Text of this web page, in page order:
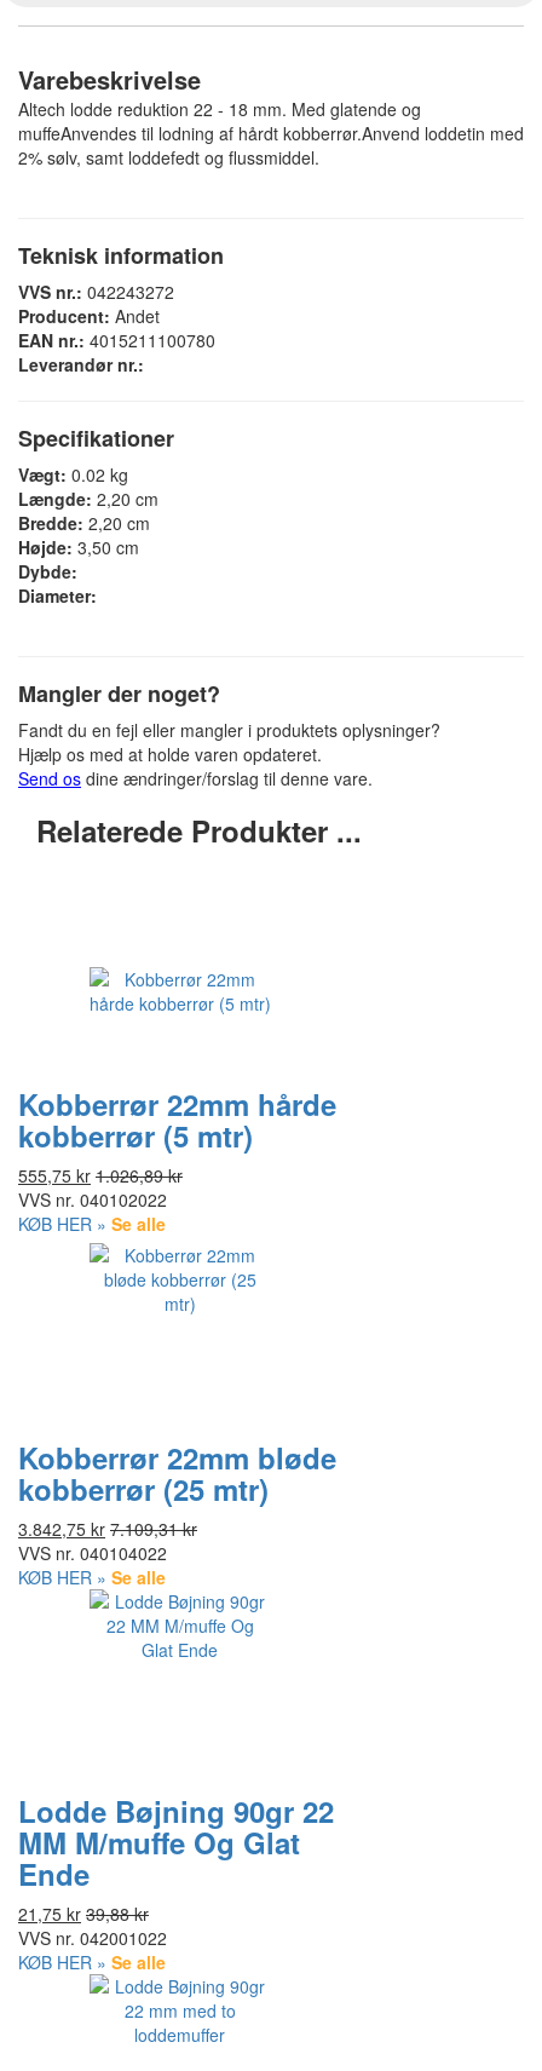
Varebeskrivelse
Altech lodde reduktion 22 - 18 mm. Med glatende og
muffeAnvendes til lodning af hårdt kobberrør.Anvend loddetin med
2% sølv, samt loddefedt og flussmiddel.
Teknisk information
VVS nr.: 042243272
Producent: Andet
EAN nr.: 4015211100780
Leverandør nr.:
Specifikationer
Vægt: 0.02 kg
Længde: 2,20 cm
Bredde: 2,20 cm
Højde: 3,50 cm
Dybde:
Diameter:
Mangler der noget?
Fandt du en fejl eller mangler i produktets oplysninger?
Hjælp os med at holde varen opdateret.
Send os dine ændringer/forslag til denne vare.
Relaterede Produkter ...
Kobberrør 22mm hårde
kobberrør (5 mtr)
555,75 kr 1.026,89 kr
VVS nr. 040102022
KØB HER » Se alle
Kobberrør 22mm bløde
kobberrør (25 mtr)
3.842,75 kr 7.109,31 kr
VVS nr. 040104022
KØB HER » Se alle
Lodde Bøjning 90gr 22
MM M/muffe Og Glat
Ende
21,75 kr 39,88 kr
VVS nr. 042001022
KØB HER » Se alle